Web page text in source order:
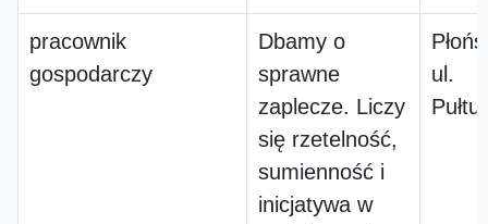
pracownik
gospodarczy
Dbamy o
sprawne
zaplecze. Liczy
się rzetelność,
sumienność i
inicjatywa w
ul.